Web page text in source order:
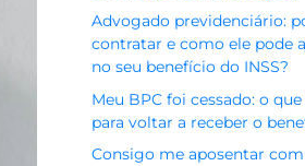
Advogado previdenciário:
contratar e como ele pode
no seu benefício do INSS?
Meu BPC foi cessado: o que
para voltar a receber o
Consigo me aposentar